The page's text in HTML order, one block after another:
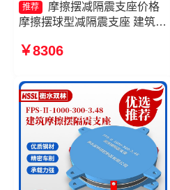
推荐
摩擦摆减隔震支座价格
摩擦摆球型减隔震支座 建筑摩
座FPSII-5000-400-4.11
￥8306